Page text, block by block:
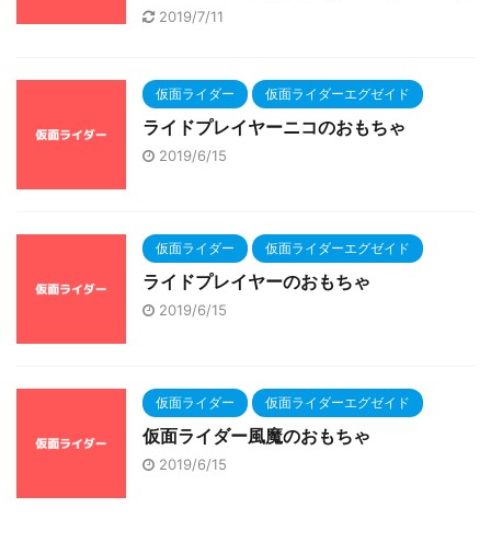
2019/7/11
仮面ライダー 仮面ライダーエグゼイド
ライドプレイヤーニコのおもちゃ
2019/6/15
仮面ライダー 仮面ライダーエグゼイド
ライドプレイヤーのおもちゃ
2019/6/15
仮面ライダー 仮面ライダーエグゼイド
仮面ライダー風魔のおもちゃ
2019/6/15